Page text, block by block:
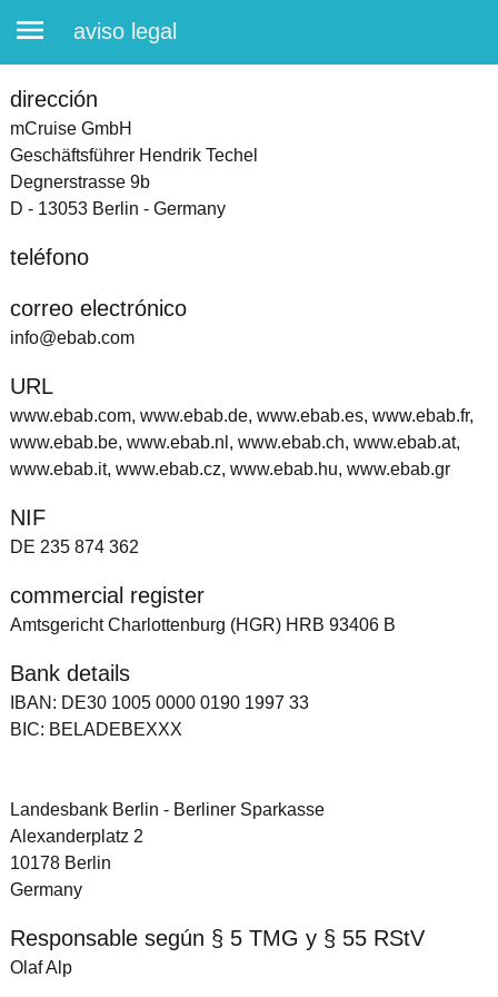
aviso legal
dirección
mCruise GmbH
Geschäftsführer Hendrik Techel
Degnerstrasse 9b
D - 13053 Berlin - Germany
teléfono
correo electrónico
info@ebab.com
URL
www.ebab.com, www.ebab.de, www.ebab.es, www.ebab.fr,
www.ebab.be, www.ebab.nl, www.ebab.ch, www.ebab.at,
www.ebab.it, www.ebab.cz, www.ebab.hu, www.ebab.gr
NIF
DE 235 874 362
commercial register
Amtsgericht Charlottenburg (HGR) HRB 93406 B
Bank details
IBAN: DE30 1005 0000 0190 1997 33
BIC: BELADEBEXXX
Landesbank Berlin - Berliner Sparkasse
Alexanderplatz 2
10178 Berlin
Germany
Responsable según § 5 TMG y § 55 RStV
Olaf Alp